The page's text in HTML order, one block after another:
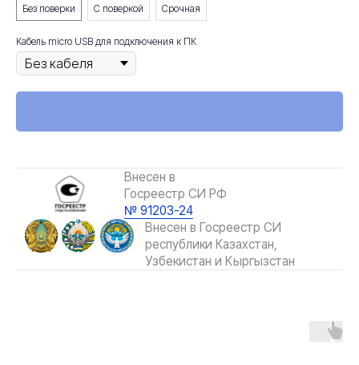
Без поверки
С поверкой Срочная
Кабель micro USB для подключения к ПК